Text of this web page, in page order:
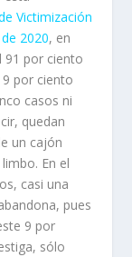
Victimización
2020, en
91 por ciento
por ciento
casos ni
quedan
un cajón
En el
casi una
pues
9 por
sólo